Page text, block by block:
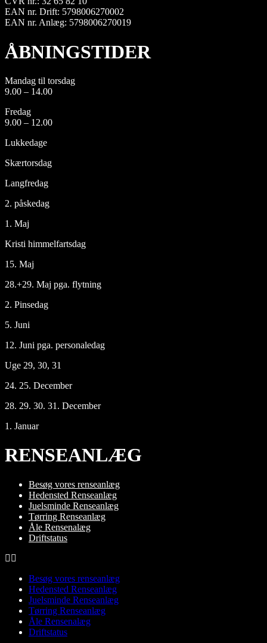
EAN nr. Drift: 5798006270002
EAN nr. Anlæg: 5798006270019
ÅBNINGSTIDER
Mandag til torsdag
9.00 – 14.00
Fredag
9.00 – 12.00
Lukkedage
Skærtorsdag
Langfredag
2. påskedag
1. Maj
Kristi himmelfartsdag
15. Maj
28.+29. Maj pga. flytning
2. Pinsedag
5. Juni
12. Juni pga. personaledag
Uge 29, 30, 31
24. 25. December
28. 29. 30. 31. December
1. Januar
RENSEANLÆG
Besøg vores renseanlæg
Hedensted Renseanlæg
Juelsminde Renseanlæg
Tørring Renseanlæg
Åle Rensenalæg
Driftstatus
Besøg vores renseanlæg
Hedensted Renseanlæg
Juelsminde Renseanlæg
Tørring Renseanlæg
Åle Rensenalæg
Driftstatus